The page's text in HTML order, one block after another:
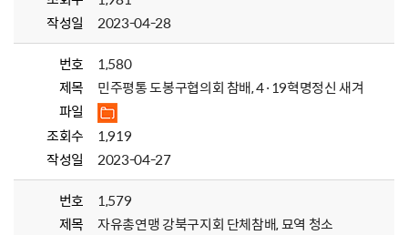
작성일
2023-04-28
번호
1,580
제목
민주평통 도봉구협의회 참배, 4·19혁명정신 새겨
파일
조회수
1,919
작성일
2023-04-27
번호
1,579
제목
자유총연맹 강북구지회 단체참배, 묘역 청소